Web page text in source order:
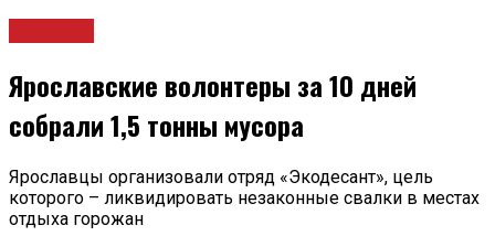
Ярославские волонтеры за 10 дней
собрали 1,5 тонны мусора
Ярославцы организовали отряд «Экодесант», цель
которого – ликвидировать незаконные свалки в местах
отдыха горожан